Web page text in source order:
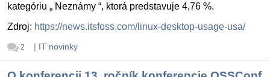
kategóriu „ Neznámy “, ktorá predstavuje 4,76 %.
Zdroj: https://news.itsfoss.com/linux-desktop-usage-usa/
2 | IT novinky